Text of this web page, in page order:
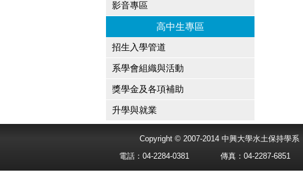
影音專區
高中生專區
招生入學管道
系學會組織與活動
獎學金及各項補助
升學與就業
Copyright © 2007-2014 中興大學水土保持學系
電話：04-2284-0381
傳真：04-2287-6851